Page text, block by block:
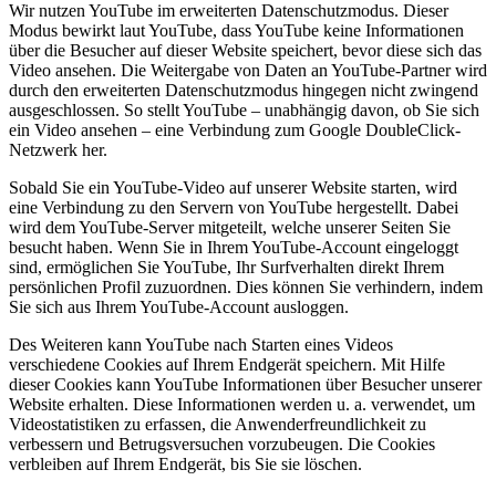
Wir nutzen YouTube im erweiterten Datenschutzmodus. Dieser
Modus bewirkt laut YouTube, dass YouTube keine Informationen
über die Besucher auf dieser Website speichert, bevor diese sich das
Video ansehen. Die Weitergabe von Daten an YouTube-Partner wird
durch den erweiterten Datenschutzmodus hingegen nicht zwingend
ausgeschlossen. So stellt YouTube – unabhängig davon, ob Sie sich
ein Video ansehen – eine Verbindung zum Google DoubleClick-
Netzwerk her.
Sobald Sie ein YouTube-Video auf unserer Website starten, wird
eine Verbindung zu den Servern von YouTube hergestellt. Dabei
wird dem YouTube-Server mitgeteilt, welche unserer Seiten Sie
besucht haben. Wenn Sie in Ihrem YouTube-Account eingeloggt
sind, ermöglichen Sie YouTube, Ihr Surfverhalten direkt Ihrem
persönlichen Profil zuzuordnen. Dies können Sie verhindern, indem
Sie sich aus Ihrem YouTube-Account ausloggen.
Des Weiteren kann YouTube nach Starten eines Videos
verschiedene Cookies auf Ihrem Endgerät speichern. Mit Hilfe
dieser Cookies kann YouTube Informationen über Besucher unserer
Website erhalten. Diese Informationen werden u. a. verwendet, um
Videostatistiken zu erfassen, die Anwenderfreundlichkeit zu
verbessern und Betrugsversuchen vorzubeugen. Die Cookies
verbleiben auf Ihrem Endgerät, bis Sie sie löschen.